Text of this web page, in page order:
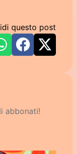
questo post
abbonati!